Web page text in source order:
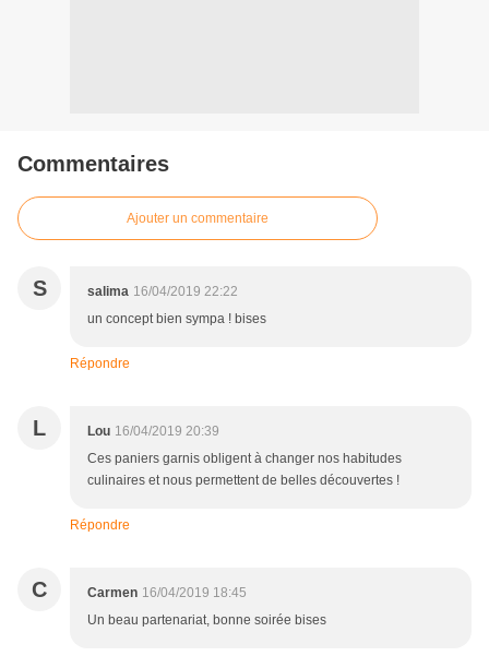
Commentaires
Ajouter un commentaire
S salima 16/04/2019 22:22
un concept bien sympa ! bises
Répondre
L Lou 16/04/2019 20:39
Ces paniers garnis obligent à changer nos habitudes
culinaires et nous permettent de belles découvertes !
Répondre
C Carmen 16/04/2019 18:45
Un beau partenariat, bonne soirée bises